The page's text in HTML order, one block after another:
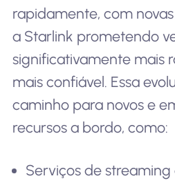
rapidamente, com
a Starlink prometendo
significativamente mais
mais confiável. Essa
caminho para novos e
recursos a bordo, como:
Serviços de